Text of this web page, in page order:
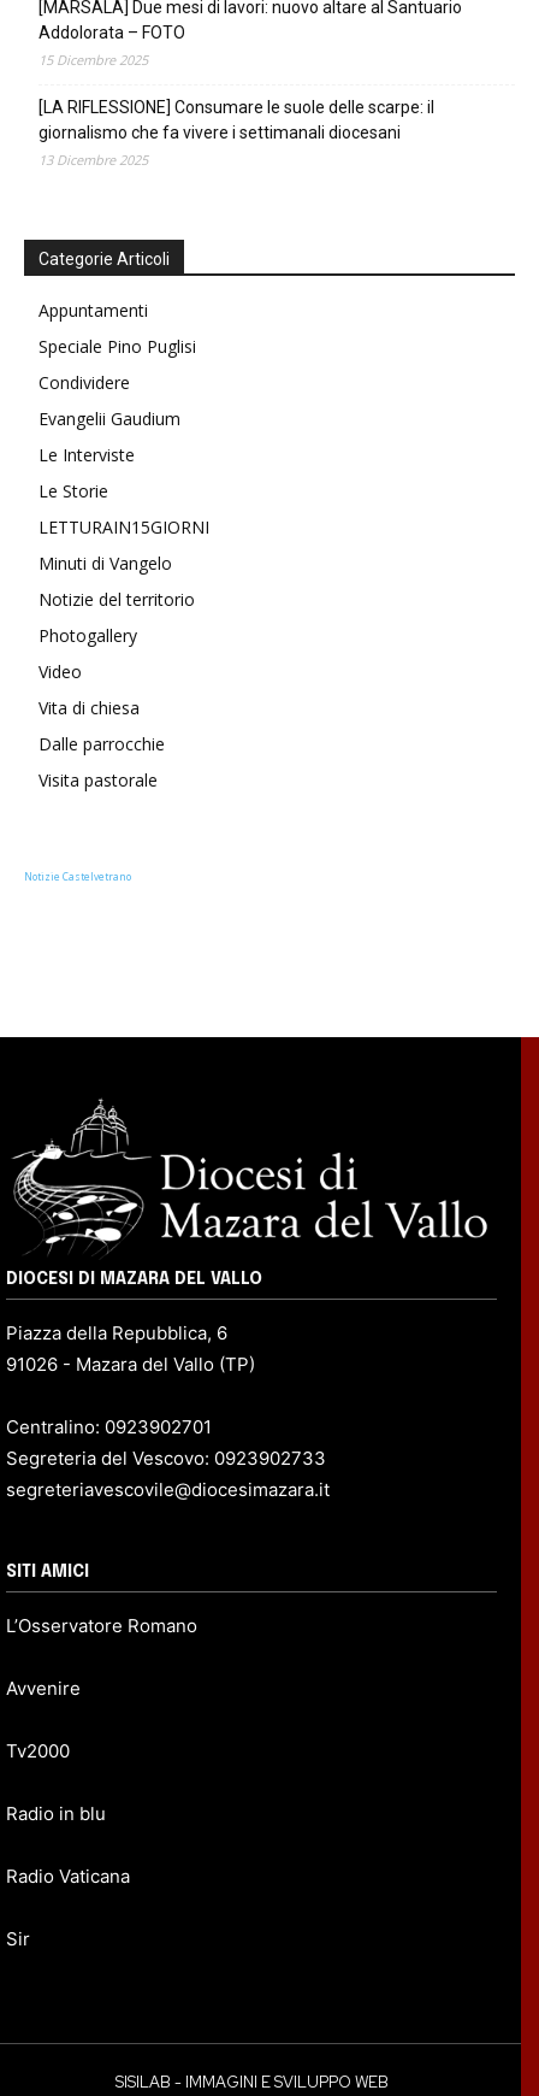
[MARSALA] Due mesi di lavori: nuovo altare al Santuario
Addolorata – FOTO
15 Dicembre 2025
[LA RIFLESSIONE] Consumare le suole delle scarpe: il
giornalismo che fa vivere i settimanali diocesani
13 Dicembre 2025
Categorie Articoli
Appuntamenti
Speciale Pino Puglisi
Condividere
Evangelii Gaudium
Le Interviste
Le Storie
LETTURAIN15GIORNI
Minuti di Vangelo
Notizie del territorio
Photogallery
Video
Vita di chiesa
Dalle parrocchie
Visita pastorale
Notizie Castelvetrano
DIOCESI DI MAZARA DEL VALLO
Piazza della Repubblica, 6
91026 - Mazara del Vallo (TP)
Centralino: 0923902701
Segreteria del Vescovo: 0923902733
segreteriavescovile@diocesimazara.it
SITI AMICI
L’Osservatore Romano
Avvenire
Tv2000
Radio in blu
Radio Vaticana
Sir
SISILAB - IMMAGINI E SVILUPPO WEB